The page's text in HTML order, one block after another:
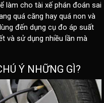
làm cho tài xế phán đoán sai
quá căng hay quá non và
đến dụng cụ đo áp suất
và sử dụng nhiều lần mà
Ý NHỮNG GÌ?